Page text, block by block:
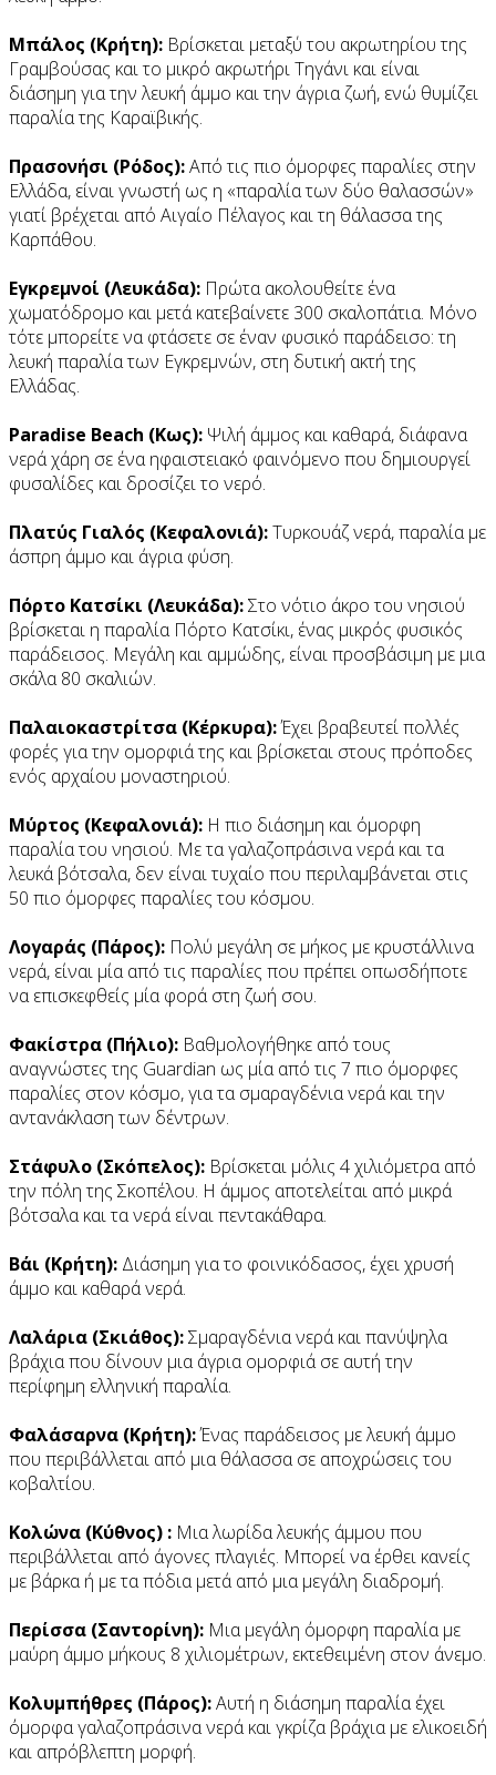
Μπάλος (Κρήτη): Βρίσκεται μεταξύ του ακρωτηρίου της
Γραμβούσας και το μικρό ακρωτήρι Τηγάνι και είναι
διάσημη για την λευκή άμμο και την άγρια ζωή, ενώ θυμίζει
παραλία της Καραϊβικής.
Πρασονήσι (Ρόδος):Από τις πιο όμορφες παραλίες στην
Ελλάδα, είναι γνωστή ως η «παραλία των δύο θαλασσών»
γιατί βρέχεται από Αιγαίο Πέλαγος και τη θάλασσα της
Καρπάθου.
Εγκρεμνοί (Λευκάδα): Πρώτα ακολουθείτε ένα
χωματόδρομο και μετά κατεβαίνετε 300 σκαλοπάτια. Μόνο
τότε μπορείτε να φτάσετε σε έναν φυσικό παράδεισο: τη
λευκή παραλία των Εγκρεμνών, στη δυτική ακτή της
Ελλάδας.
Paradise Beach (Κως): Ψιλή άμμος και καθαρά, διάφανα
νερά χάρη σε ένα ηφαιστειακό φαινόμενο που δημιουργεί
φυσαλίδες και δροσίζει το νερό.
Πλατύς Γιαλός (Κεφαλονιά):Τυρκουάζ νερά, παραλία με
άσπρη άμμο και άγρια φύση.
Πόρτο Κατσίκι (Λευκάδα):Στο νότιο άκρο του νησιού
βρίσκεται η παραλία Πόρτο Κατσίκι, ένας μικρός φυσικός
παράδεισος. Μεγάλη και αμμώδης, είναι προσβάσιμη με μια
σκάλα 80 σκαλιών.
Παλαιοκαστρίτσα (Κέρκυρα):Έχει βραβευτεί πολλές
φορές για την ομορφιά της και βρίσκεται στους πρόποδες
ενός αρχαίου μοναστηριού.
Μύρτος (Κεφαλονιά): Η πιο διάσημη και όμορφη
παραλία του νησιού. Με τα γαλαζοπράσινα νερά και τα
λευκά βότσαλα, δεν είναι τυχαίο που περιλαμβάνεται στις
50 πιο όμορφες παραλίες του κόσμου.
Λογαράς (Πάρος): Πολύ μεγάλη σε μήκος με κρυστάλλινα
νερά, είναι μία από τις παραλίες που πρέπει οπωσδήποτε
να επισκεφθείς μία φορά στη ζωή σου.
Φακίστρα (Πήλιο): Βαθμολογήθηκε από τους
αναγνώστες της Guardian ως μία από τις 7 πιο όμορφες
παραλίες στον κόσμο, για τα σμαραγδένια νερά και την
αντανάκλαση των δέντρων.
Στάφυλο (Σκόπελος): Βρίσκεται μόλις 4 χιλιόμετρα από
την πόλη της Σκοπέλου. Η άμμος αποτελείται από μικρά
βότσαλα και τα νερά είναι πεντακάθαρα.
Βάι (Κρήτη): Διάσημη για το φοινικόδασος, έχει χρυσή
άμμο και καθαρά νερά.
Λαλάρια (Σκιάθος):Σμαραγδένια νερά και πανύψηλα
βράχια που δίνουν μια άγρια ομορφιά σε αυτή την
περίφημη ελληνική παραλία.
Φαλάσαρνα (Κρήτη):Ένας παράδεισος με λευκή άμμο
που περιβάλλεται από μια θάλασσα σε αποχρώσεις του
κοβαλτίου.
Κολώνα (Κύθνος) : Μια λωρίδα λευκής άμμου που
περιβάλλεται από άγονες πλαγιές. Μπορεί να έρθει κανείς
με βάρκα ή με τα πόδια μετά από μια μεγάλη διαδρομή.
Περίσσα (Σαντορίνη): Μια μεγάλη όμορφη παραλία με
μαύρη άμμο μήκους 8 χιλιομέτρων, εκτεθειμένη στον άνεμο.
Κολυμπήθρες (Πάρος):Αυτή η διάσημη παραλία έχει
όμορφα γαλαζοπράσινα νερά και γκρίζα βράχια με ελικοειδή
και απρόβλεπτη μορφή.